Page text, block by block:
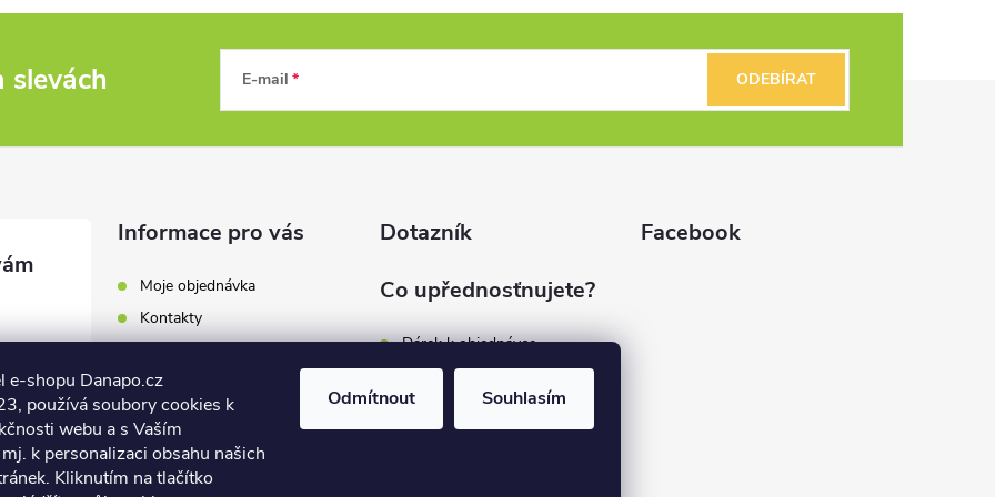
e-shopu Danapo.cz
používá soubory cookies k
webu a s Vaším
k personalizaci obsahu našich
Kliknutím na tlačítko
Odmítnout Souhlasím
slevách E-mail ODEBÍRAT
446
Informace pro vás
Moje objednávka
Kontakty
Hodnocení obchodu
Obchodní podmínky
Reklamace a výměna zboží
Podmínky ochrany osobních
Dotazník
Co upřednosťnujete?
Dárek k objednávce
Dopravu zdarma
Facebook